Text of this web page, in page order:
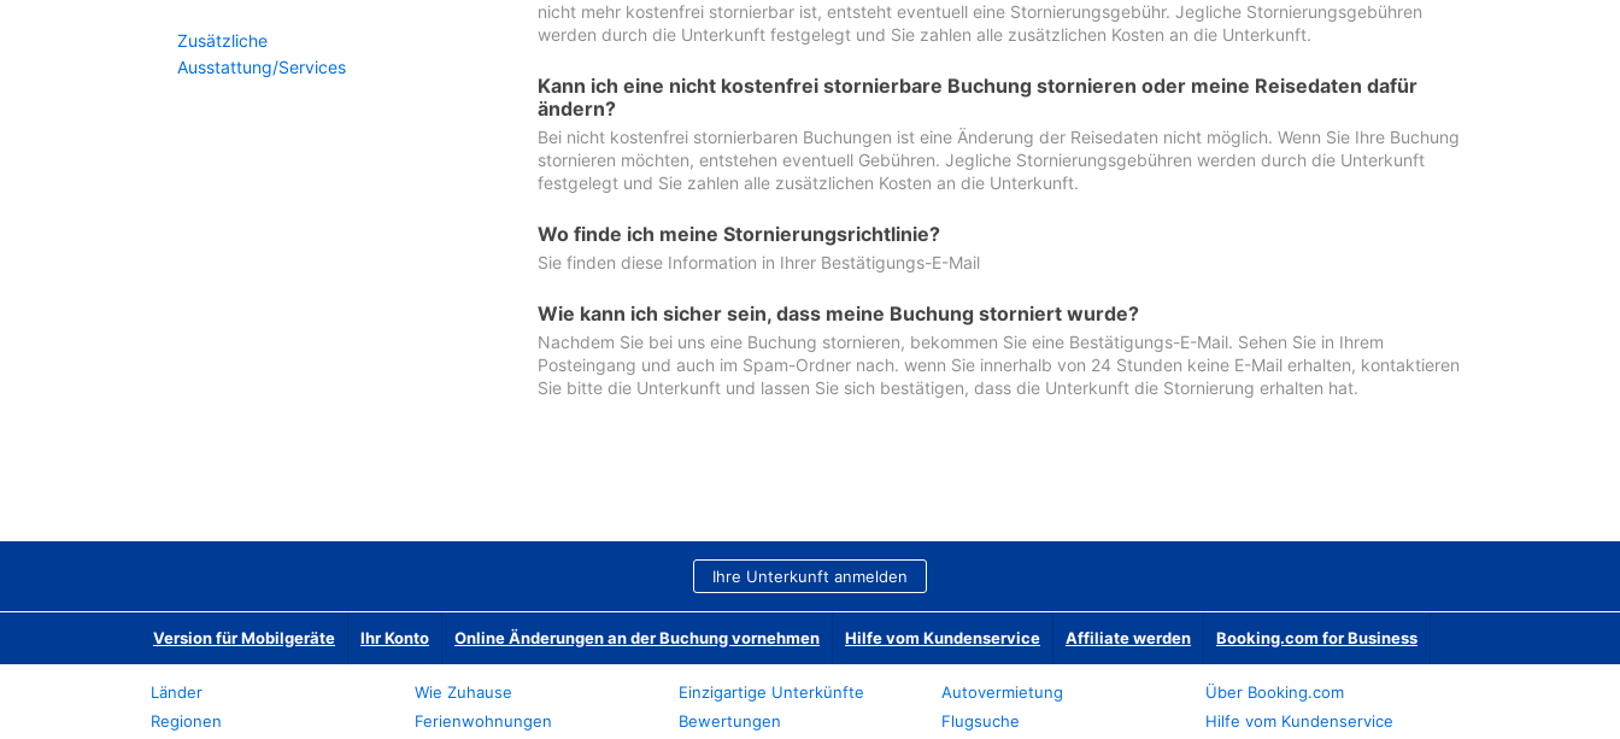
Zusätzliche
Ausstattung/Services
nicht mehr kostenfrei stornierbar ist, entsteht eventuell eine Stornierungsgebühr. Jegliche Stornierungsgebühren
werden durch die Unterkunft festgelegt und Sie zahlen alle zusätzlichen Kosten an die Unterkunft.
Kann ich eine nicht kostenfrei stornierbare Buchung stornieren oder meine Reisedaten dafür
ändern?
Bei nicht kostenfrei stornierbaren Buchungen ist eine Änderung der Reisedaten nicht möglich. Wenn Sie Ihre Buchung
stornieren möchten, entstehen eventuell Gebühren. Jegliche Stornierungsgebühren werden durch die Unterkunft
festgelegt und Sie zahlen alle zusätzlichen Kosten an die Unterkunft.
Wo finde ich meine Stornierungsrichtlinie?
Sie finden diese Information in Ihrer Bestätigungs-E-Mail
Wie kann ich sicher sein, dass meine Buchung storniert wurde?
Nachdem Sie bei uns eine Buchung stornieren, bekommen Sie eine Bestätigungs-E-Mail. Sehen Sie in Ihrem
Posteingang und auch im Spam-Ordner nach. wenn Sie innerhalb von 24 Stunden keine E-Mail erhalten, kontaktieren
Sie bitte die Unterkunft und lassen Sie sich bestätigen, dass die Unterkunft die Stornierung erhalten hat.
Ihre Unterkunft anmelden
Version für Mobilgeräte Ihr Konto Online Änderungen an der Buchung vornehmen Hilfe vom Kundenservice Affiliate werden Booking.com for Business
Länder
Regionen
Wie Zuhause
Ferienwohnungen
Einzigartige Unterkünfte
Bewertungen
Autovermietung
Flugsuche
Über Booking.com
Hilfe vom Kundenservice